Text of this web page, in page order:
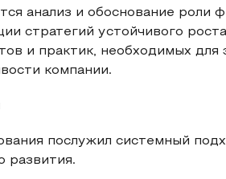
анализ и обоснование роли
стратегий устойчивого
и практик, необходимых для
компании.
послужил системный
развития.